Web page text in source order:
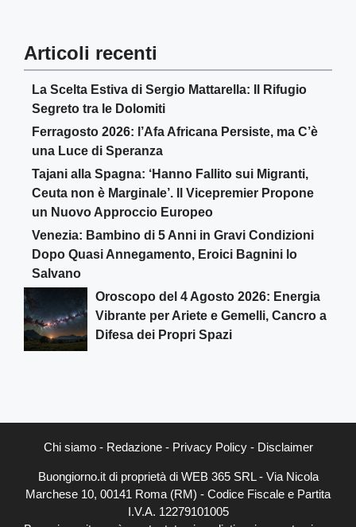
Articoli recenti
La Scelta Estiva di Sergio Mattarella: Il Rifugio
Segreto tra le Dolomiti
Ferragosto 2026: l’Afa Africana Persiste, ma C’è
una Luce di Speranza
Tajani alla Spagna: ‘Hanno Fallito sui Migranti,
Ceuta non è Marginale’. Il Vicepremier Propone
un Nuovo Approccio Europeo
Venezia: Bambino di 5 Anni in Gravi Condizioni
Dopo Quasi Annegamento, Eroici Bagnini lo
Salvano
Oroscopo del 4 Agosto 2026: Energia
Vibrante per Ariete e Gemelli, Cancro a
Difesa dei Propri Spazi
Chi siamo- Redazione- Privacy Policy- Disclaimer
Buongiorno.it di proprietà di WEB 365 SRL - Via Nicola
Marchese 10, 00141 Roma (RM) - Codice Fiscale e Partita
I.V.A. 12279101005